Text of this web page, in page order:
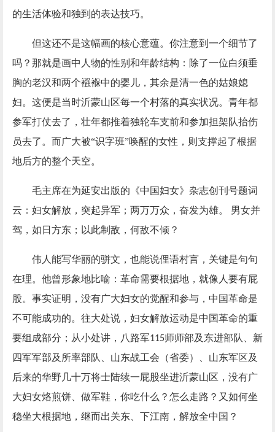
的生活体验和独到的表达技巧。
但这还不是这幅画的核心意蕴。你注意到一个细节了
吗？那就是画中人物的性别和年龄结构：除了一位白须垂
胸的老汉和两个襁褓中的婴儿，其余是清一色的姑娘媳
妇。这便是当时沂蒙山区每一个村落的真实状况。青年都
参军打仗去了，壮年都推着独轮车支前和参加担架队抬伤
员去了。而广大被“识字班”唤醒的女性，则支撑起了根据
地后方的整个天空。
毛主席在为延安出版的《中国妇女》杂志创刊号题词
云：妇女解放，突起异军；两万万众，奋发为雄。
男女并
驾，如日方东；以此制敌，何敌不倾？
伟人能写华丽的骈文，也能说俚语村言，关键是句句
在理。他曾形象地比喻：革命需要根据地，就像人要有屁
股。事实证明，没有广大妇女的觉醒和参与，中国革命是
不可能成功的。往大处说，妇女解放运动是中国革命的重
要组成部分；从小处讲，八路军115师师部及东进部队、新
四军军部及所率部队、山东战工会（省委）、山东军区及
后来的华野几十万将士陆续一屁股坐进沂蒙山区，没有广
大妇女烙煎饼、做军鞋，你吃什么？怎么走路？又如何坐
稳坐大根据地，继而出关东、下江南，解放全中国？